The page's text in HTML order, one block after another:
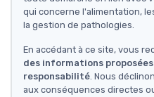
qui concerne l'alimentation,
la gestion de pathologies.
En accédant à ce site, vous
des informations
responsabilité. Nous
aux conséquences directes